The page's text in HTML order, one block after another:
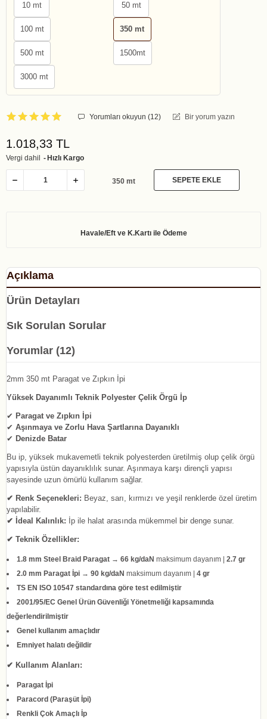
10 mt 50 mt
100 mt 350 mt
500 mt 1500mt
3000 mt
Yorumları okuyun (12) Bir yorum yazın
1.018,33 TL
Vergi dahil Hızlı Kargo
350 mt SEPETE EKLE
Açıklama
Ürün Detayları
Sık Sorulan Sorular
Yorumlar (12)
2mm 350 mt Paragat ve Zıpkın İpi
Yüksek Dayanımlı Teknik Polyester Çelik Örgü İp
✔ Paragat ve Zıpkın İpi
✔ Aşınmaya ve Zorlu Hava Şartlarına Dayanıklı
✔ Denizde Batar
Bu ip, yüksek mukavemetli teknik polyesterden üretilmiş olup çelik örgü
yapısıyla üstün dayanıklılık sunar. Aşınmaya karşı dirençli yapısı
sayesinde uzun ömürlü kullanım sağlar.
✔ Renk Seçenekleri: Beyaz, sarı, kırmızı ve yeşil renklerde özel üretim
yapılabilir.
✔ İdeal Kalınlık: İp ile halat arasında mükemmel bir denge sunar.
✔ Teknik Özellikler:
1.8 mm Steel Braid Paragat → 66 kg/daN maksimum dayanım | 2.7 gr
2.0 mm Paragat İpi → 90 kg/daN maksimum dayanım | 4 gr
TS EN ISO 10547 standardına göre test edilmiştir
2001/95/EC Genel Ürün Güvenliği Yönetmeliği kapsamında
değerlendirilmiştir
Genel kullanım amaçlıdır
Emniyet halatı değildir
✔ Kullanım Alanları:
Paragat İpi
Paracord (Paraşüt İpi)
Renkli Çok Amaçlı İp